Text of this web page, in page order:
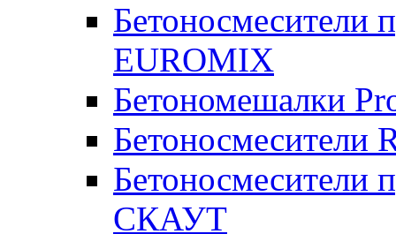
Бетоносмесители
EUROMIX
Бетономешалки
Бетоносмесители
Бетоносмесители
СКАУТ